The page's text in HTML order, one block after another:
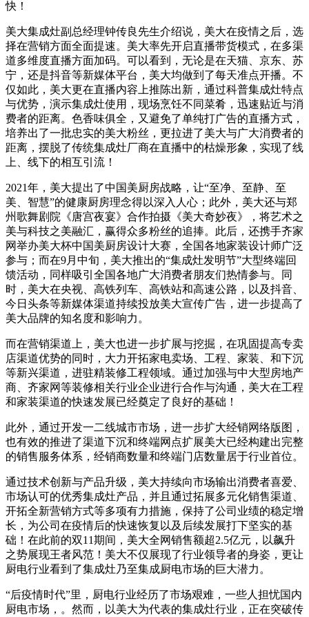
快！
美大集成灶副总经理钟传良先生介绍说，美大在疫情之后，选
择在营销方面全面提速。美大率先开启直播带货模式，在多渠
道多维度直播方面加码。可以看到，无论是在天猫、京东、苏
宁，还是抖音等新媒体平台，美大均做到了每天准点开播。不
仅如此，美大更在直播内容上推陈出新，通过科普集成灶特点
与优势，演示集成灶使用，现场烹饪不同菜肴，迅速贴近与消
费者的距离。色香味俱全，又避免了单纯打广告的直播方式，
培养出了一批忠实的美大粉丝，更拉进了美大与广大消费者的
距离，摆脱了传统集成灶厂商在直播中的枯燥形象，实现了线
上、线下的相互引流！
2021年，美大提出了中国美厨房战略，让“至净、至静、至
美、智慧”的健康厨房理念得以深入人心；此外，美大还与郑
州歌舞剧院《唐宫夜宴》合作拍摄《美大奇妙夜》，将艺术之
美与科技之美融汇，赢得众多粉丝的追捧。此后，还携手齐家
网举办美大杯中国美厨房设计大赛，全国各地家装设计师广泛
参与；而在9月中旬，美大推出的“集成灶发明节”大型终端回
馈活动，同样吸引全国各地广大消费者朋友们热情参与。同
时，美大在央视、高铁列车、高铁站和高速公路，以及抖音、
今日头条等新媒体渠道持续投放美大宣传广告，进一步提高了
美大品牌的知名度和影响力。
而在营销渠道上，美大也进一步扩展与挖掘，在巩固提高专卖
店渠道优势的同时，大力开拓家电卖场、工程、家装、和下沉
等新兴渠道，进驻精装修工程领域。通过加强与中大型房地产
商、齐家网等装修相关行业企业进行合作与沟通，美大在工程
和家装渠道的快速发展已经奠定了良好的基础！
此外，通过开发一二线城市市场，进一步扩大经销网络版图，
也有效的推进了渠道下沉和终端网点扩展美大已经构建出完整
的销售服务体系，经销商数量和终端门店数量居于行业首位。
通过技术创新与产品升级，美大持续向市场输出消费者喜爱、
市场认可的优秀集成灶产品，并且通过拓展多元化销售渠道、
开拓全新营销方式等多项有力措施，保持了公司业绩的稳定增
长，为公司在疫情后的快速恢复以及后续发展打下坚实的基
础！在此前的双11期间，美大全网销售额超2.5亿元，以飙升
之势展现王者风范！美大不仅展现了行业领导者的身姿，更让
厨电行业看到了集成灶乃至集成厨电市场的巨大潜力。
“后疫情时代”里，厨电行业经历了市场艰难，一些人担忧国内
厨电市场，。然而，以美大为代表的集成灶行业，正在突破传